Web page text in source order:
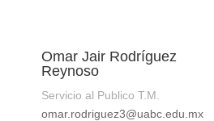
Omar Jair Rodríguez
Reynoso
Servicio al Publico T.M.
omar.rodriguez3@uabc.edu.mx